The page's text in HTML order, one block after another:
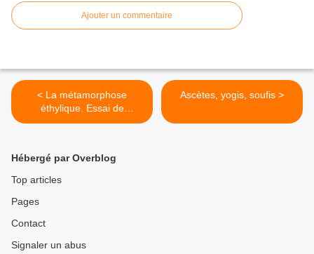
Ajouter un commentaire
< La métamorphose
éthylique. Essai de
philosophie clinique
Ascètes, yogis, soufis >
Hébergé par Overblog
Top articles
Pages
Contact
Signaler un abus